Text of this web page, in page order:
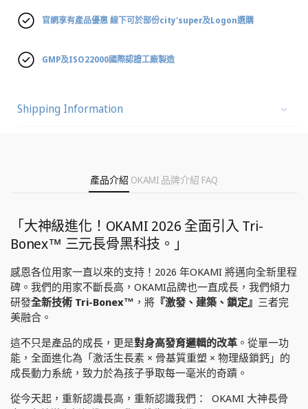
官網享有產品優惠 線下可於部份city'super及Logon選購
GMP及ISO22000國際認證工廠製造
Shipping Information
產品介紹 OKAMI 品牌介紹 FAQ
「大神級進化！OKAMI 2026 全面引入 Tri-
Bonex™ 三元長骨黑科技。」
感恩各位用家一直以來的支持！2026 年OKAMI 將邁向全新里程
碑。我們的用家不斷長高，OKAMI品牌也一直成長，我們傾力
研發全新技術 Tri-Bonex™ ，將 『激發、建築、鎖定』 三者完
美融合。
這不只是產品的成長， 更是對身高發育邏輯的改革 。 從單一功
能，全面進化為「激活生長素 × 骨基質重塑 × 物理級鎖鈣」的
成長動力系統，致力於為孩子爭取每一毫米的奇蹟。
從今天起，重新認識長高，重新認識我們：
OKAMI 大神長骨